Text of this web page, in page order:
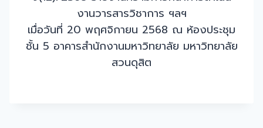
งานวารสารวิชาการ ฯลฯ
เมื่อวันที่ 20 พฤศจิกายน 2568 ณ ห้องประชุม
ชั้น 5 อาคารสำนักงานมหาวิทยาลัย มหาวิทยาลัย
สวนดุสิต